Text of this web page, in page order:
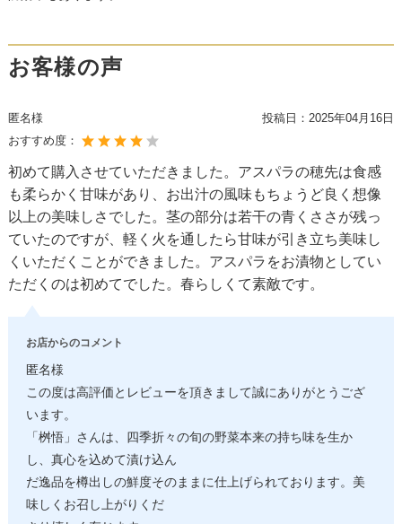
お客様の声
匿名様 投稿日： 2025年04月16日
おすすめ度：
初めて購入させていただきました。アスパラの穂先は食感
も柔らかく甘味があり、お出汁の風味もちょうど良く想像
以上の美味しさでした。茎の部分は若干の青くささが残っ
ていたのですが、軽く火を通したら甘味が引き立ち美味し
くいただくことができました。アスパラをお漬物としてい
ただくのは初めてでした。春らしくて素敵です。
お店からのコメント
匿名様
この度は高評価とレビューを頂きまして誠にありがとうござ
います。
「桝悟」さんは、四季折々の旬の野菜本来の持ち味を生か
し、真心を込めて漬け込ん
だ逸品を樽出しの鮮度そのままに仕上げられております。美
味しくお召し上がりくだ